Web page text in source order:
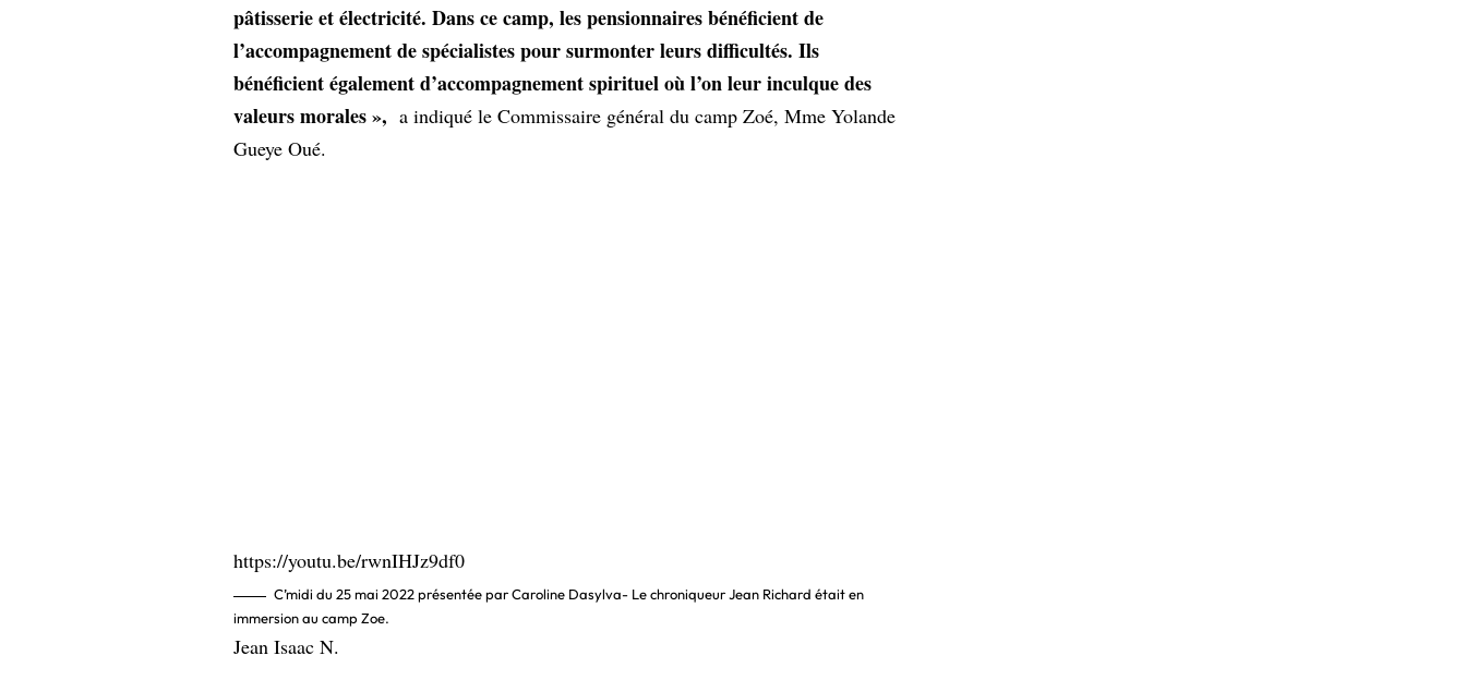
pâtisserie et électricité. Dans ce camp, les pensionnaires bénéficient de
l’accompagnement de spécialistes pour surmonter leurs difficultés. Ils
bénéficient également d’accompagnement spirituel où l’on leur inculque des
valeurs morales »,a indiqué le Commissaire général du camp Zoé, Mme Yolande
Gueye Oué.
https://youtu.be/rwnIHJz9df0
C’midi du 25 mai 2022 présentée par Caroline Dasylva- Le chroniqueur Jean Richard était en
immersion au camp Zoe.
Jean Isaac N.